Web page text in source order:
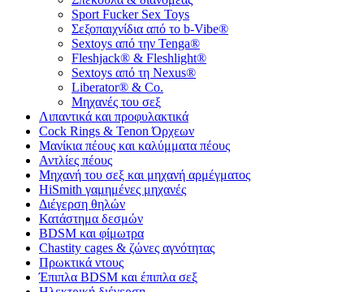
Sport Fucker Sex Toys
Σεξοπαιχνίδια από το b-Vibe®
Sextoys από την Tenga®
Fleshjack® & Fleshlight®
Sextoys από τη Nexus®
Liberator® & Co.
Μηχανές του σεξ
Λιπαντικά και προφυλακτικά
Cock Rings & Tenon Όρχεων
Μανίκια πέους και καλύμματα πέους
Αντλίες πέους
Μηχανή του σεξ και μηχανή αρμέγματος
HiSmith γαμημένες μηχανές
Διέγερση θηλών
Κατάστημα δεσμών
BDSM και φίμωτρα
Chastity cages & ζώνες αγνότητας
Πρωκτικά ντους
Έπιπλα BDSM και έπιπλα σεξ